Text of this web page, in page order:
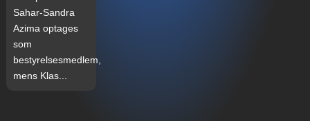
Sahar-Sandra
Azima optages
som
bestyrelsesmedlem,
mens Klas...